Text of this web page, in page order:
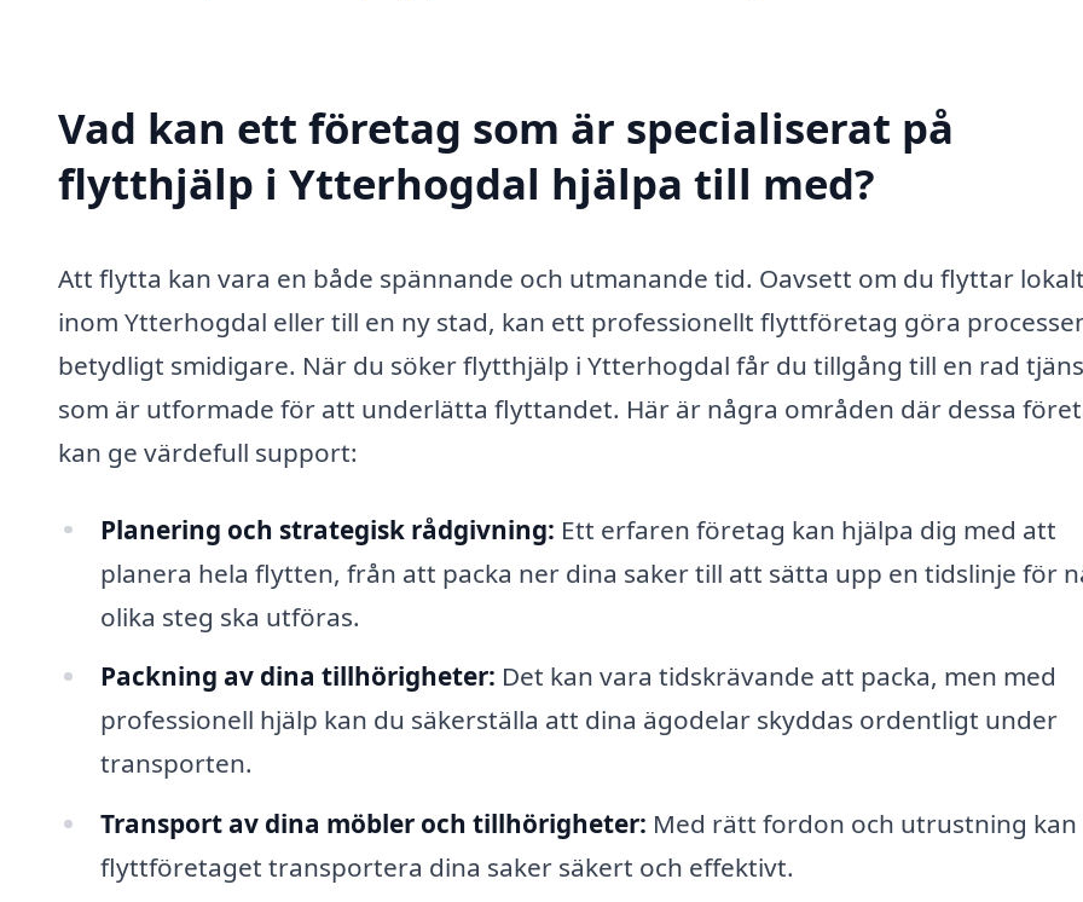
Vad kan ett företag som är specialiserat på
flytthjälp i Ytterhogdal hjälpa till med?
Att flytta kan vara en både spännande och utmanande tid. Oavsett om du flyttar lokalt
inom Ytterhogdal eller till en ny stad, kan ett professionellt flyttföretag göra
betydligt smidigare. När du söker flytthjälp i Ytterhogdal får du tillgång till en rad
som är utformade för att underlätta flyttandet. Här är några områden där dessa
kan ge värdefull support:
Planering och strategisk rådgivning: Ett erfaren företag kan hjälpa dig med att
planera hela flytten, från att packa ner dina saker till att sätta upp en tidslinje för
olika steg ska utföras.
Packning av dina tillhörigheter: Det kan vara tidskrävande att packa, men med
professionell hjälp kan du säkerställa att dina ägodelar skyddas ordentligt under
transporten.
Transport av dina möbler och tillhörigheter: Med rätt fordon och utrustning kan
flyttföretaget transportera dina saker säkert och effektivt.